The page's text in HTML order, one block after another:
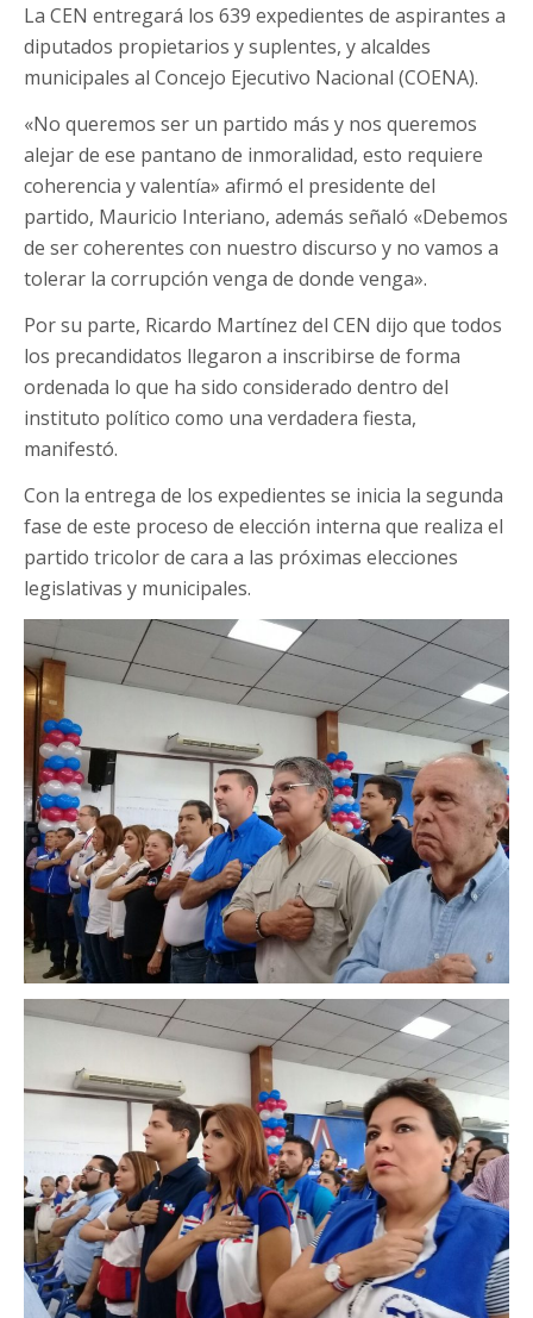
La CEN entregará los 639 expedientes de aspirantes a
diputados propietarios y suplentes, y alcaldes
municipales al Concejo Ejecutivo Nacional (COENA).
«No queremos ser un partido más y nos queremos
alejar de ese pantano de inmoralidad, esto requiere
coherencia y valentía» afirmó el presidente del
partido, Mauricio Interiano, además señaló «Debemos
de ser coherentes con nuestro discurso y no vamos a
tolerar la corrupción venga de donde venga».
Por su parte, Ricardo Martínez del CEN dijo que todos
los precandidatos llegaron a inscribirse de forma
ordenada lo que ha sido considerado dentro del
instituto político como una verdadera fiesta,
manifestó.
Con la entrega de los expedientes se inicia la segunda
fase de este proceso de elección interna que realiza el
partido tricolor de cara a las próximas elecciones
legislativas y municipales.